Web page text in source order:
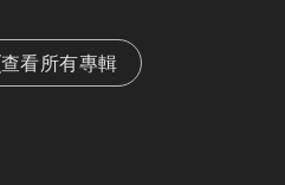
查看所有專輯